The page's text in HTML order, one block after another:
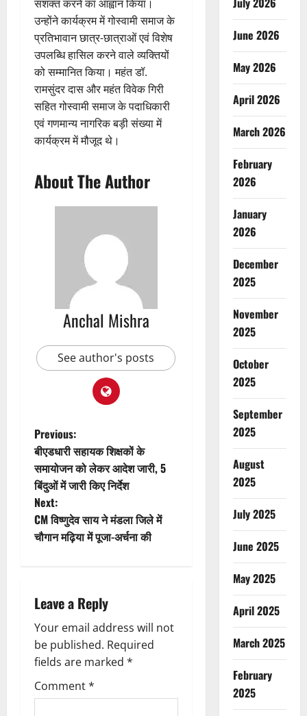
सशक्त करने का आह्वान किया।
उन्होंने कार्यक्रम में गोस्वामी समाज के
प्रतिभावान छात्र-छात्राओं एवं विशेष
उपलब्धि हासिल करने वाले व्यक्तियों
को सम्मानित किया। महंत डॉ.
रामसुंदर दास और महंत विवेक गिरी
सहित गोस्वामी समाज के पदाधिकारी
एवं गणमान्य नागरिक बड़ी संख्या में
कार्यक्रम में मौजूद थे।
About The Author
Anchal Mishra
See author's posts
P
o
s
t
v
i
g
a
Previous:
बीएडधारी सहायक शिक्षकों के
समायोजन को लेकर आदेश जारी, 5
बिंदुओं में जारी किए निर्देश
Next:
CM विष्णुदेव साय ने मंडला जिले में
चौगान मढ़िया में पूजा-अर्चना की
Leave a Reply
Your email address will not
be published. Required
fields are marked *
Comment*
June 2026
May 2026
April 2026
March 2026
February
2026
January
2026
December
2025
November
2025
October
2025
September
2025
August
2025
July 2025
June 2025
May 2025
April 2025
March 2025
February
2025